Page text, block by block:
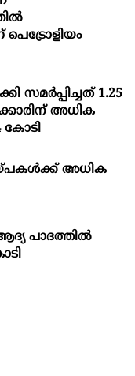
പെട്രോളിയം
1.25
അധിക
കോടി
അധിക
പാദത്തില്‍